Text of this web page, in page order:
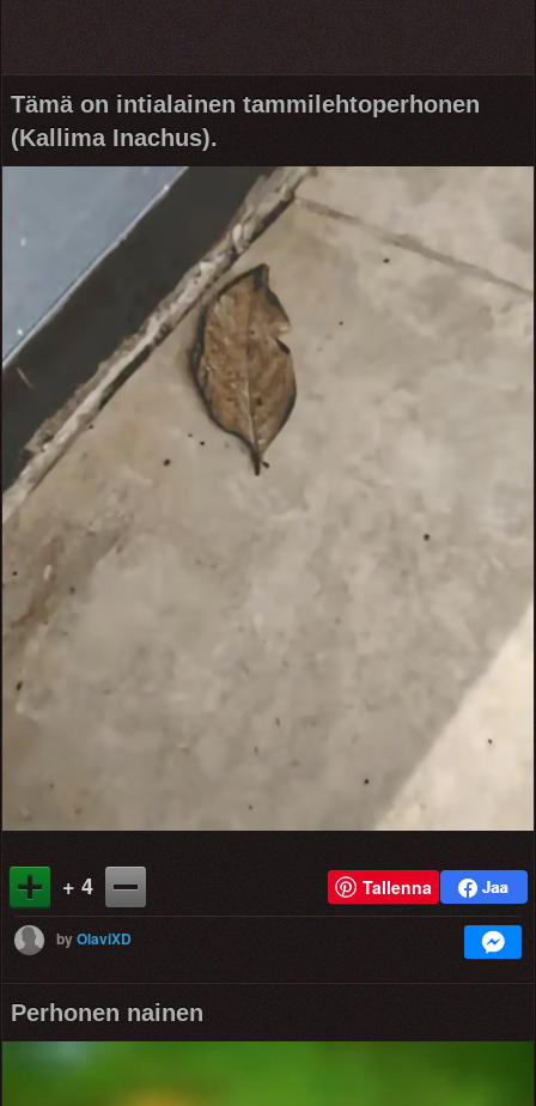
Tämä on intialainen tammilehtoperhonen
(Kallima Inachus).
+ 4 Tallenna
byOlaviXD
Perhonen nainen